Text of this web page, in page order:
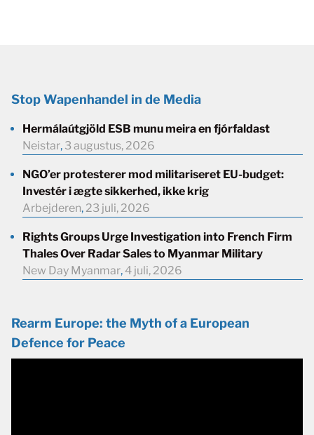
Stop Wapenhandel in de Media
Hermálaútgjöld ESB munu meira en fjórfaldast
Neistar, 3 augustus, 2026
NGO’er protesterer mod militariseret EU-budget:
Investér i ægte sikkerhed, ikke krig
Arbejderen, 23 juli, 2026
Rights Groups Urge Investigation into French Firm
Thales Over Radar Sales to Myanmar Military
New Day Myanmar, 4 juli, 2026
Rearm Europe: the Myth of a European
Defence for Peace